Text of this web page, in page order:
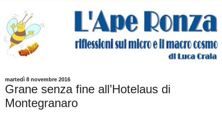
martedì 8 novembre 2016
Grane senza fine all’Hotelaus di
Montegranaro